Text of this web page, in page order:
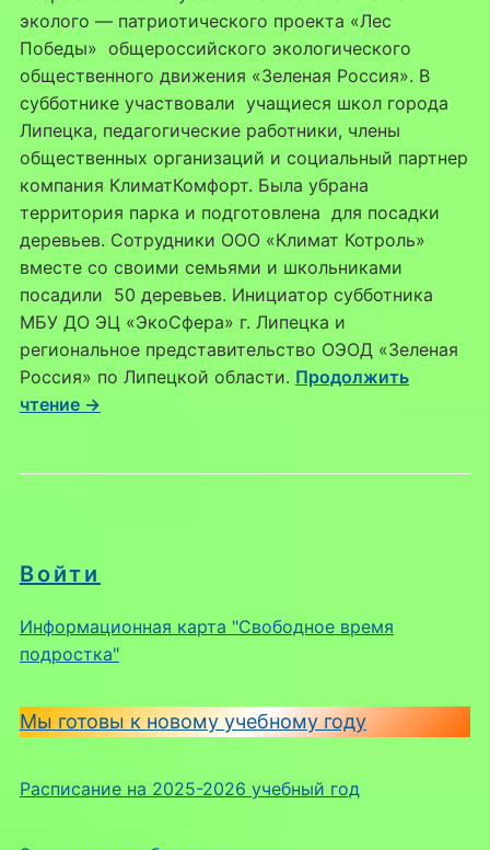
Войти
Информационная карта "Свободное время
подростка"
Мы готовы к новому учебному году
Расписание на 2025-2026 учебный год
эколого — патриотического проекта «Лес
Победы» общероссийского экологического
общественного движения «Зеленая Россия». В
субботнике участвовали учащиеся школ города
Липецка, педагогические работники, члены
общественных организаций и социальный партнер
компания КлиматКомфорт. Была убрана
территория парка и подготовлена для посадки
деревьев. Сотрудники ООО «Климат Котроль»
вместе со своими семьями и школьниками
посадили 50 деревьев. Инициатор субботника
МБУ ДО ЭЦ «ЭкоСфера» г. Липецка и
региональное представительство ОЭОД «Зеленая
Россия» по Липецкой области. Продолжить
чтение →